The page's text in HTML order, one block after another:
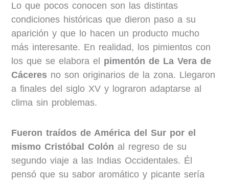
Lo que pocos conocen son las distintas
condiciones históricas que dieron paso a su
aparición y que lo hacen un producto mucho
más interesante. En realidad, los pimientos con
los que se elabora el pimentón de La Vera de
Cáceres no son originarios de la zona. Llegaron
a finales del siglo XV y lograron adaptarse al
clima sin problemas.
Fueron traídos de América del Sur por el
mismo Cristóbal Colón al regreso de su
segundo viaje a las Indias Occidentales. Él
pensó que su sabor aromático y picante sería